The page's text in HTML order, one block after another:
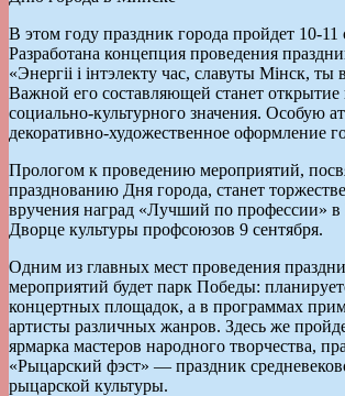
В этом году праздник города пройдет 10-11
Разработана концепция проведения
«Энергіі і інтэлекту час, славуты Мінск, ты
Важной его составляющей станет открытие
социально-культурного значения. Особую
декоративно-художественное оформление
Прологом к проведению мероприятий,
празднованию Дня города, станет
вручения наград «Лучший по профессии» в
Дворце культуры профсоюзов 9 сентября.
Одним из главных мест проведения
мероприятий будет парк Победы:
концертных площадок, а в программах
артисты различных жанров. Здесь же
ярмарка мастеров народного творчества,
«Рыцарский фэст» — праздник
рыцарской культуры.